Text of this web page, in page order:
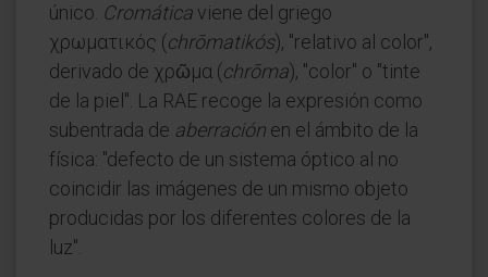
único. Cromática viene del griego
χρωματικός (chrōmatikós), "relativo al color",
derivado de χρῶμα (chrōma), "color" o "tinte
de la piel". La RAE recoge la expresión como
subentrada de aberración en el ámbito de la
física: "defecto de un sistema óptico al no
coincidir las imágenes de un mismo objeto
producidas por los diferentes colores de la
luz".